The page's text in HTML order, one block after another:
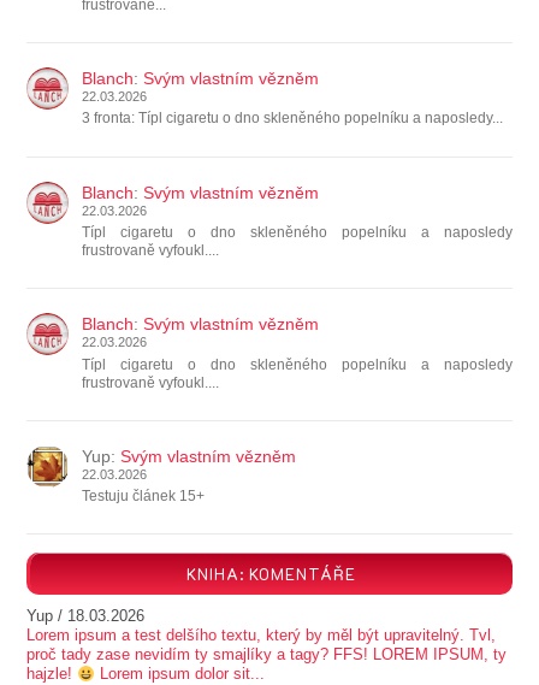
frustrovaně...
Blanch: Svým vlastním vězněm
22.03.2026
3 fronta: Típl cigaretu o dno skleněného popelníku a naposledy...
Blanch: Svým vlastním vězněm
22.03.2026
Típl cigaretu o dno skleněného popelníku a naposledy
frustrovaně vyfoukl....
Blanch: Svým vlastním vězněm
22.03.2026
Típl cigaretu o dno skleněného popelníku a naposledy
frustrovaně vyfoukl....
Yup: Svým vlastním vězněm
22.03.2026
Testuju článek 15+
KNIHA: KOMENTÁŘE
Yup / 18.03.2026
Lorem ipsum a test delšího textu, který by měl být upravitelný. Tvl,
proč tady zase nevidím ty smajlíky a tagy? FFS! LOREM IPSUM, ty
hajzle!
Lorem ipsum dolor sit...